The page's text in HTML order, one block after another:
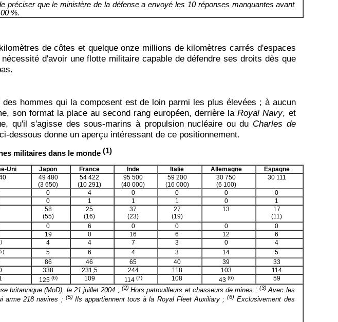
que le ministère de la défense a envoyé les 10 réponses manquantes avant
%.
de côtes et quelque onze millions de kilomètres carrés d'espaces
d'avoir une flotte militaire capable de défendre ses droits dès que
hommes qui la composent est de loin parmi les plus élevées ; à aucun
son format la place au second rang européen, derrière laRoyal Navy, et
qu'il s'agisse des sous-marins à propulsion nucléaire ou du Charles de
dessous donne un aperçu intéressant de ce positionnement.
militaires dans le monde (1)
Uni Japon France Inde Italie Allemagne
Espagne
49 480
(3 650)
54 422
(10 291)
95 500
(40 000)
59 200
(16 000)
30 750
(6 100)
30 111
0 4 0 0 0
0
0 1 1 1 0
1
58
(55)
25
(16)
37
(23)
27
(19)
13
17
(11)
0 6 0 0 0
0
19 0 16 6 12
6
4 4 7 3 0
4
5 6 4 3 14
5
86 46 65 40 39
33
338 231,5 244 118 103
114
125 (6) 109 114 (7) 108 43 (6) 59
britannique (MoD), le 21 juillet 2004 ; (2) Hors patrouilleurs et chasseurs de mines ; (3) Avec les
arme 218 navires ; (5) Ils appartiennent tous à la Royal Fleet Auxiliary ;(6) Exclusivement des